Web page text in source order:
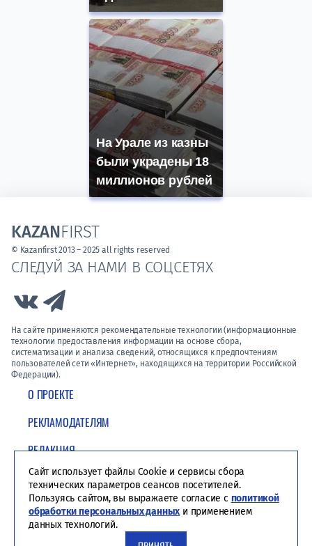
На Урале из казны
были украдены 18
миллионов рублей
О ПРОЕКТЕ
РЕКЛАМОДАТЕЛЯМ
РЕДАКЦИЯ
ПОЛИТИКА КОНФИДЕНЦИАЛЬНОСТИ
СЛЕДУЙ ЗА НАМИ В СОЦСЕТЯХ
Link to Vk
На сайте применяются рекомендательные технологии (информационные
технологии предоставления информации на основе сбора,
систематизации и анализа сведений, относящихся к предпочтениям
пользователей сети «Интернет», находящихся на территории Российской
Федерации).
KAZANFIRST
© Kazanfirst 2013 – 2025 all rights reserved
Сайт использует файлы Cookie и сервисы сбора
технических параметров сеансов посетителей.
Пользуясь сайтом, вы выражаете согласие с политикой
обработки персональных данных и применением
данных технологий.